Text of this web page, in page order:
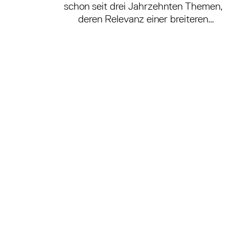
schon seit drei Jahrzehnten Themen,
deren Relevanz einer breiteren